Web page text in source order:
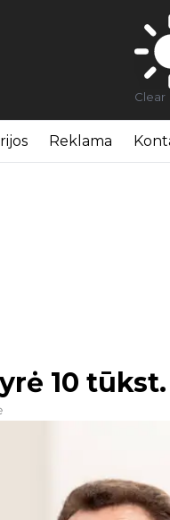
Clear
Reklama
10